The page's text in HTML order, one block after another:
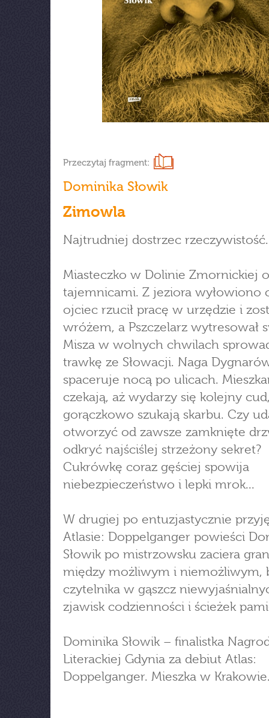
Przeczytaj fragment:
Dominika Słowik
Zimowla
Najtrudniej dostrzec rzeczywistość.
Miasteczko w Dolinie Zmornickiej
tajemnicami. Z jeziora wyłowiono
ojciec rzucił pracę w urzędzie i
wróżem, a Pszczelarz wytresował
Misza w wolnych chwilach
trawkę ze Słowacji. Naga
spaceruje nocą po ulicach.
czekają, aż wydarzy się kolejny
gorączkowo szukają skarbu. Czy
otworzyć od zawsze zamknięte
odkryć najściślej strzeżony sekret?
Cukrówkę coraz gęściej spowija
niebezpieczeństwo i lepki mrok...
W drugiej po entuzjastycznie
Atlasie: Doppelganger powieści
Słowik po mistrzowsku zaciera
między możliwym i niemożliwym,
czytelnika w gąszcz
zjawisk codzienności i ścieżek
Dominika Słowik – finalistka
Literackiej Gdynia za debiut Atlas:
Doppelganger. Mieszka w